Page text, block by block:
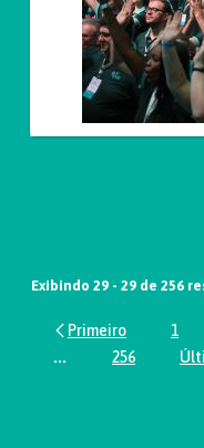
Exibindo 29 - 29 de 256
1
...Páginas Página
256